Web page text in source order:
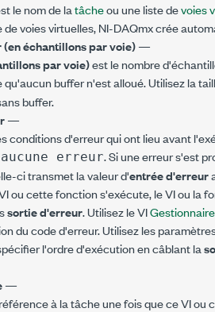
le nom de latâcheou une liste devoies
de voies virtuelles, NI-DAQmx crée
échantillons par voie)—
par voie)est le nombre
qu'aucun buffer n'est alloué. Utilisez la
buffer.
—
conditions d'erreur qui ont lieu avant
aucune erreur. Si une erreur s'est
ci transmet la valeur d'entrée d'erreur
ou cette fonction s'exécute, le VI ou la
sortie d'erreur. Utilisez le VI
du code d'erreur. Utilisez les
l'ordre d'exécution en câblant la
—
à la tâche une fois que ce VI